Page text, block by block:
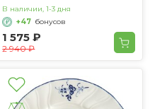
1 575 ₽
2 940 ₽
В наличии, 1-3 дня
+47 бонусов